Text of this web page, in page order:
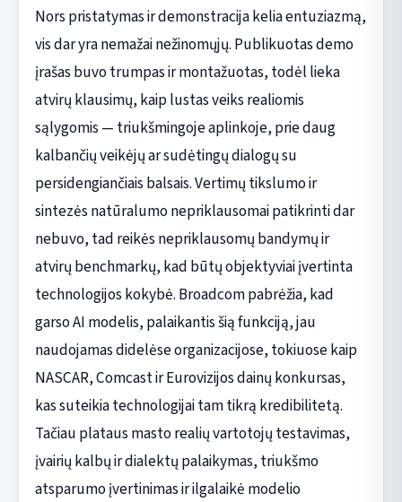
Nors pristatymas ir demonstracija kelia entuziazmą,
vis dar yra nemažai nežinomųjų. Publikuotas demo
įrašas buvo trumpas ir montažuotas, todėl lieka
atvirų klausimų, kaip lustas veiks realiomis
sąlygomis — triukšmingoje aplinkoje, prie daug
kalbančių veikėjų ar sudėtingų dialogų su
persidengiančiais balsais. Vertimų tikslumo ir
sintezės natūralumo nepriklausomai patikrinti dar
nebuvo, tad reikės nepriklausomų bandymų ir
atvirų benchmarkų, kad būtų objektyviai įvertinta
technologijos kokybė. Broadcom pabrėžia, kad
garso AI modelis, palaikantis šią funkciją, jau
naudojamas didelėse organizacijose, tokiuose kaip
NASCAR, Comcast ir Eurovizijos dainų konkursas,
kas suteikia technologijai tam tikrą kredibilitetą.
Tačiau plataus masto realių vartotojų testavimas,
įvairių kalbų ir dialektų palaikymas, triukšmo
atsparumo įvertinimas ir ilgalaikė modelio